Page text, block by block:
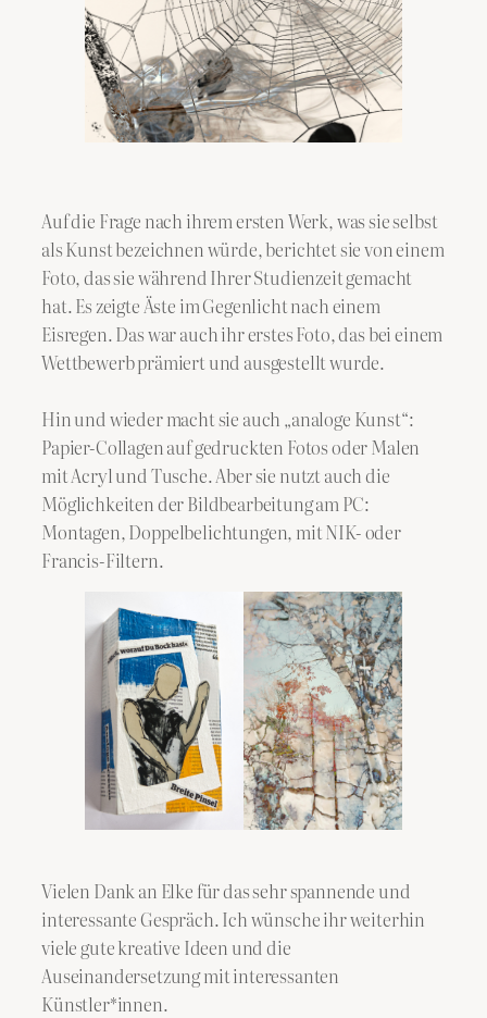
Auf die Frage nach ihrem ersten Werk, was sie selbst
als Kunst bezeichnen würde, berichtet sie von einem
Foto, das sie während Ihrer Studienzeit gemacht
hat. Es zeigte Äste im Gegenlicht nach einem
Eisregen. Das war auch ihr erstes Foto, das bei einem
Wettbewerb prämiert und ausgestellt wurde.
Hin und wieder macht sie auch „analoge Kunst“:
Papier-Collagen auf gedruckten Fotos oder Malen
mit Acryl und Tusche. Aber sie nutzt auch die
Möglichkeiten der Bildbearbeitung am PC:
Montagen, Doppelbelichtungen, mit NIK- oder
Francis-Filtern.
Vielen Dank an Elke für das sehr spannende und
interessante Gespräch. Ich wünsche ihr weiterhin
viele gute kreative Ideen und die
Auseinandersetzung mit interessanten
Künstler*innen.